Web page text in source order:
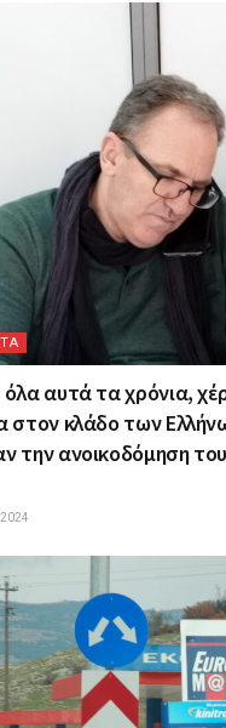
αυτά τα χρόνια,
στον κλάδο των
την ανοικοδόμηση